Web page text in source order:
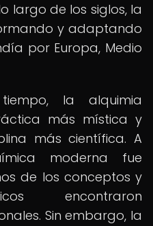
largo de los siglos, la
y adaptando
por Europa, Medio
la alquimia
más mística y
más científica. A
moderna fue
de los conceptos y
encontraron
Sin embargo, la